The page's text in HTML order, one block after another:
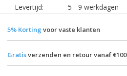
Levertijd:
5 - 9 werkdagen
5% Korting voor vaste klanten
Gratisverzenden en retour vanaf €100